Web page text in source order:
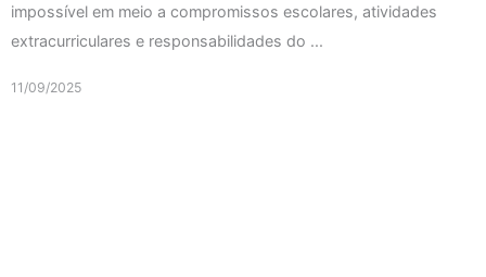
impossível em meio a compromissos escolares, atividades
extracurriculares e responsabilidades do ...
11/09/2025